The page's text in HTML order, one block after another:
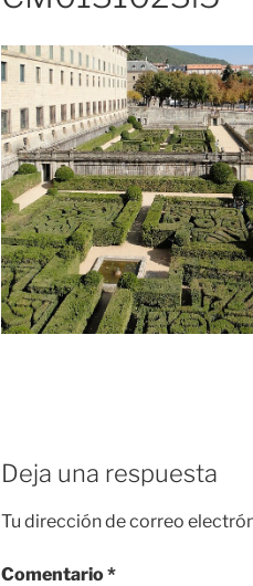
Deja una respuesta
Tu dirección de correo
Comentario*